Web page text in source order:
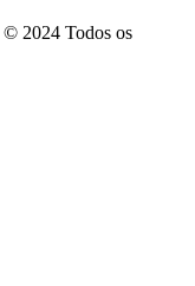
© 2024 Todos os